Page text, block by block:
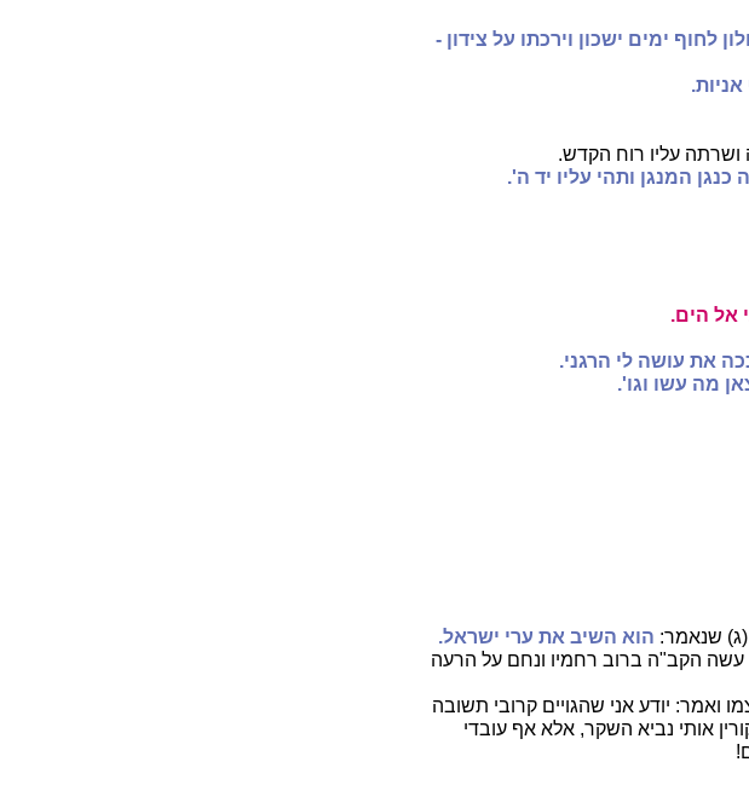
לחוף ימים ישכון וירכתו על צידון -
ושרתה עליו רוח הקדש.
כנגן המנגן ותהי עליו יד ה'.
אל הים.
את עושה לי הרגני.
מה עשו וגו'.
(ג) שנאמר: הוא השיב את ערי ישראל.
עשה הקב"ה ברוב רחמיו ונחם על הרעה
ואמר: יודע אני שהגויים קרובי תשובה
אותי נביא השקר, אלא אף עובדי